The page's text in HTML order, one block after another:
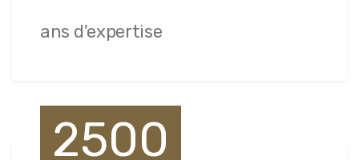
ans d'expertise
2500